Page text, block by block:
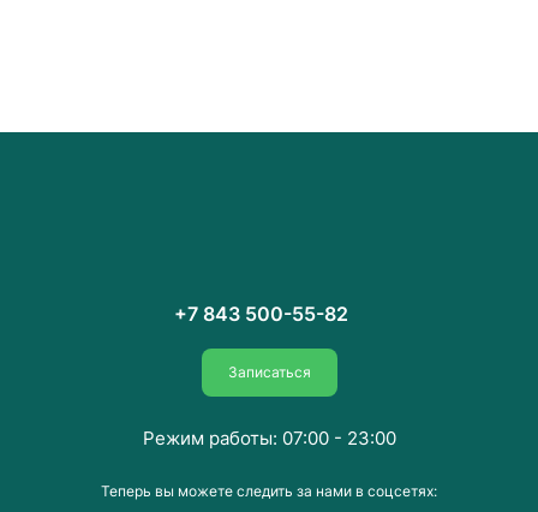
+7 843 500-55-82
Записаться
Теперь вы можете следить за нами в соцсетях:
Режим работы: 07:00 - 23:00